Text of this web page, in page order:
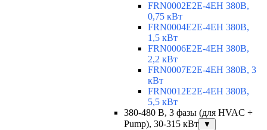
FRN0002E2E-4EH 380В,
0,75 кВт
FRN0004E2E-4EH 380В,
1,5 кВт
FRN0006E2E-4EH 380В,
2,2 кВт
FRN0007E2E-4EH 380В, 3
кВт
FRN0012E2E-4EH 380В,
5,5 кВт
380-480 В, 3 фазы (для HVAC +
Pump), 30-315 кВт
▼